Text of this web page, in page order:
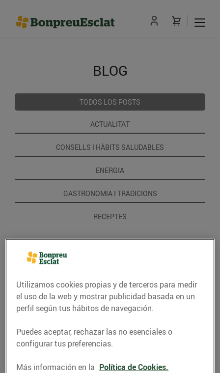
BLOG
TODOS LOS POSTS
ACTUALITAT
CONSELLS I HÀBITS SALUDABLES
ENERGIA
GASTRONOMIA I TRADICIONS
RECEPTES
CONSEJOS Y HÁBITOS SALUDABLES
Utilizamos cookies propias y de terceros para medir
el uso de la web y mostrar publicidad basada en un
perfil según tus hábitos de navegación.
Puedes aceptar, rechazar las no esenciales o
configurar tus preferencias.
Más información en la Política de Cookies.